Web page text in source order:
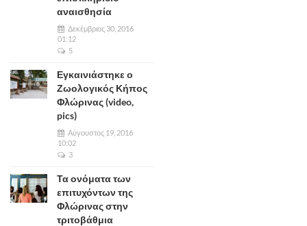
αναισθησία
Δεκέμβριος 30, 2016
01:12
5
Εγκαινιάστηκε ο
Ζωολογικός Κήπος
Φλώρινας (video,
pics)
Αύγουστος 19, 2016
10:02
3
Τα ονόματα των
επιτυχόντων της
Φλώρινας στην
τριτοβάθμια